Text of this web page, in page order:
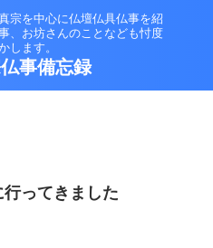
宗を中心に仏壇仏具仏事を紹
、お坊さんのことなども忖度
します。
事備忘録
ってきました